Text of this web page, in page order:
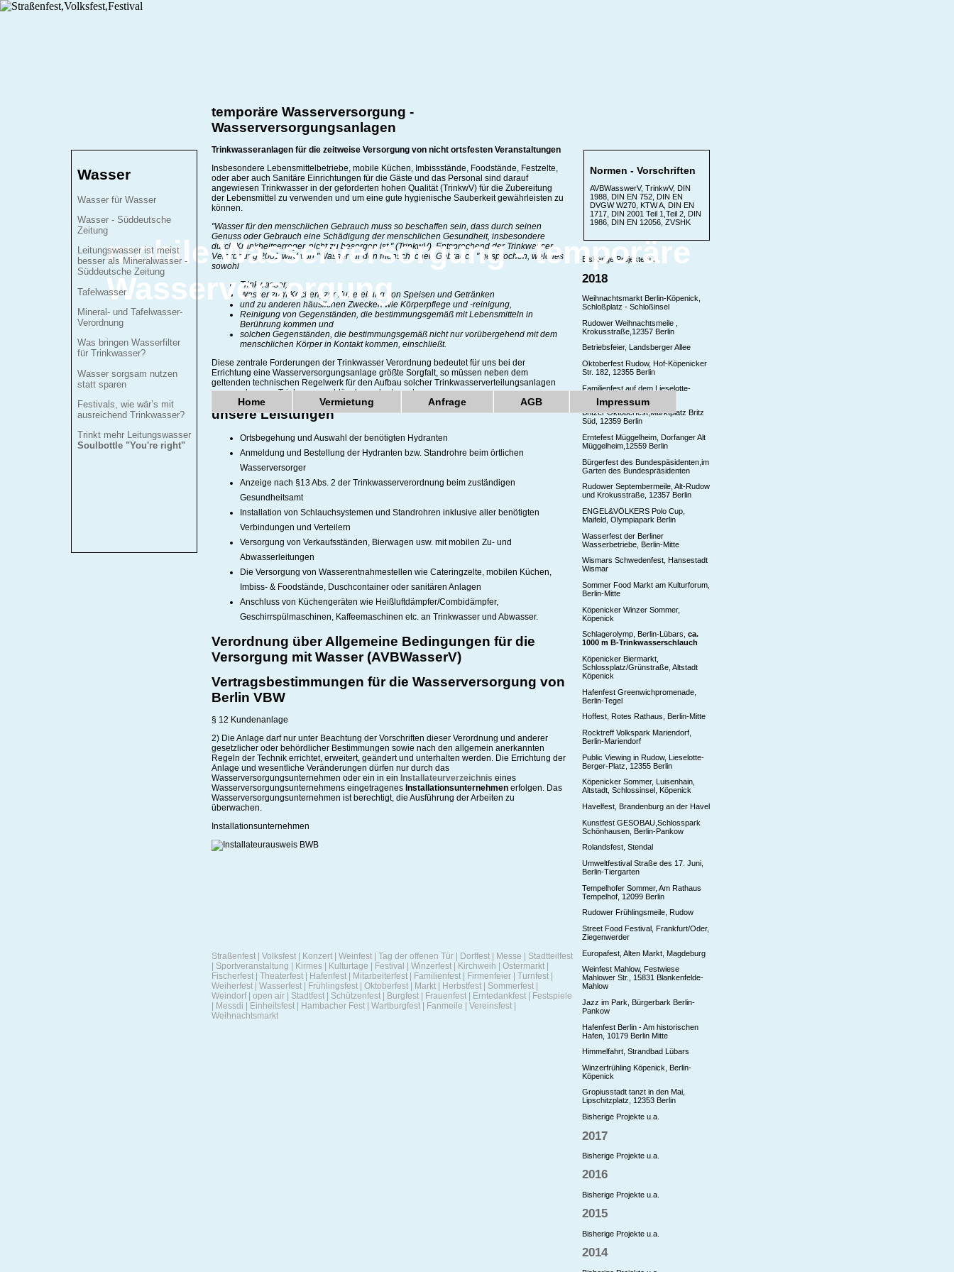
Home Vermietung Anfrage AGB Impressum
mobile Wasserversorgung - temporäre
Wasserversorgung
temporäre Wasserversorgung -
Wasserversorgungsanlagen
Trinkwasseranlagen für die zeitweise Versorgung von nicht ortsfesten Veranstaltungen
Insbesondere Lebensmittelbetriebe, mobile Küchen, Imbissstände, Foodstände, Festzelte,
oder aber auch Sanitäre Einrichtungen für die Gäste und das Personal sind darauf
angewiesen Trinkwasser in der geforderten hohen Qualität (TrinkwV) für die Zubereitung
der Lebensmittel zu verwenden und um eine gute hygienische Sauberkeit gewährleisten zu
können.
"Wasser für den menschlichen Gebrauch muss so beschaffen sein, dass durch seinen
Genuss oder Gebrauch eine Schädigung der menschlichen Gesundheit, insbesondere
durch Krankheitserreger, nicht zu besorgen ist." (TrinkwV) .Entsprechend der Trinkwasser-
Verordnung 2001 wird von "Wasser für den menschlichen Gebrauch " gesprochen, welches
sowohl
Trinkwasser,
Wasser zum Kochen, zur Zubereitung von Speisen und Getränken
und zu anderen häuslichen Zwecken wie Körperpflege und -reinigung,
Reinigung von Gegenständen, die bestimmungsgemäß mit Lebensmitteln in
Berührung kommen und
solchen Gegenständen, die bestimmungsgemäß nicht nur vorübergehend mit dem
menschlichen Körper in Kontakt kommen, einschließt.
Diese zentrale Forderungen der Trinkwasser Verordnung bedeutet für uns bei der
Errichtung eine Wasserversorgungsanlage größte Sorgfalt, so müssen neben dem
geltenden technischen Regelwerk für den Aufbau solcher Trinkwasserverteilungsanlagen
nur zugelassene Trinkwasserschläuche verlegt werden.
unsere Leistungen
Ortsbegehung und Auswahl der benötigten Hydranten
Anmeldung und Bestellung der Hydranten bzw. Standrohre beim örtlichen
Wasserversorger
Anzeige nach §13 Abs. 2 der Trinkwasserverordnung beim zuständigen
Gesundheitsamt
Installation von Schlauchsystemen und Standrohren inklusive aller benötigten
Verbindungen und Verteilern
Versorgung von Verkaufsständen, Bierwagen usw. mit mobilen Zu- und
Abwasserleitungen
Die Versorgung von Wasserentnahmestellen wie Cateringzelte, mobilen Küchen,
Imbiss- & Foodstände, Duschcontainer oder sanitären Anlagen
Anschluss von Küchengeräten wie Heißluftdämpfer/Combidämpfer,
Geschirrspülmaschinen, Kaffeemaschinen etc. an Trinkwasser und Abwasser.
Verordnung über Allgemeine Bedingungen für die
Versorgung mit Wasser (AVBWasserV)
Vertragsbestimmungen für die Wasserversorgung von
Berlin VBW
§ 12 Kundenanlage
2) Die Anlage darf nur unter Beachtung der Vorschriften dieser Verordnung und anderer
gesetzlicher oder behördlicher Bestimmungen sowie nach den allgemein anerkannten
Regeln der Technik errichtet, erweitert, geändert und unterhalten werden. Die Errichtung der
Anlage und wesentliche Veränderungen dürfen nur durch das
Wasserversorgungsunternehmen oder ein in ein Installateurverzeichnis eines
Wasserversorgungsunternehmens eingetragenes Installationsunternehmen erfolgen. Das
Wasserversorgungsunternehmen ist berechtigt, die Ausführung der Arbeiten zu
überwachen.
Installationsunternehmen
Wasser
Wasser für Wasser
Wasser - Süddeutsche
Zeitung
Leitungswasser ist meist
besser als Mineralwasser -
Süddeutsche Zeitung
Tafelwasser
Mineral- und Tafelwasser-
Verordnung
Was bringen Wasserfilter
für Trinkwasser?
Wasser sorgsam nutzen
statt sparen
Festivals, wie wär’s mit
ausreichend Trinkwasser?
Trinkt mehr Leitungswasser
Soulbottle "You're right"
Normen - Vorschriften
AVBWasswerV, TrinkwV, DIN
1988, DIN EN 752, DIN EN
DVGW W270, KTW A, DIN EN
1717, DIN 2001 Teil 1,Teil 2, DIN
1986, DIN EN 12056, ZVSHK
Bisherige Projekte u.a.
2018
Weihnachtsmarkt Berlin-Köpenick,
Schloßplatz - Schloßinsel
Rudower Weihnachtsmeile ,
Krokusstraße,12357 Berlin
Betriebsfeier, Landsberger Allee
Oktoberfest Rudow, Hof-Köpenicker
Str. 182, 12355 Berlin
Familienfest auf dem Lieselotte-
Berger-Platz, 12355 Berlin
Britzer Oktoberfest,Marktplatz Britz
Süd, 12359 Berlin
Erntefest Müggelheim, Dorfanger Alt
Müggelheim,12559 Berlin
Bürgerfest des Bundespäsidenten,im
Garten des Bundespräsidenten
Rudower Septembermeile, Alt-Rudow
und Krokusstraße, 12357 Berlin
ENGEL&VÖLKERS Polo Cup,
Maifeld, Olympiapark Berlin
Wasserfest der Berliner
Wasserbetriebe, Berlin-Mitte
Wismars Schwedenfest, Hansestadt
Wismar
Sommer Food Markt am Kulturforum,
Berlin-Mitte
Köpenicker Winzer Sommer,
Köpenick
Schlagerolymp, Berlin-Lübars, ca.
1000 m B-Trinkwasserschlauch
Köpenicker Biermarkt,
Schlossplatz/Grünstraße, Altstadt
Köpenick
Hafenfest Greenwichpromenade,
Berlin-Tegel
Hoffest, Rotes Rathaus, Berlin-Mitte
Rocktreff Volkspark Mariendorf,
Berlin-Mariendorf
Public Viewing in Rudow, Lieselotte-
Berger-Platz, 12355 Berlin
Köpenicker Sommer, Luisenhain,
Altstadt, Schlossinsel, Köpenick
Havelfest, Brandenburg an der Havel
Kunstfest GESOBAU,Schlosspark
Schönhausen, Berlin-Pankow
Rolandsfest, Stendal
Umweltfestival Straße des 17. Juni,
Berlin-Tiergarten
Tempelhofer Sommer, Am Rathaus
Tempelhof, 12099 Berlin
Rudower Frühlingsmeile, Rudow
Street Food Festival, Frankfurt/Oder,
Ziegenwerder
Europafest, Alten Markt, Magdeburg
Weinfest Mahlow, Festwiese
Mahlower Str., 15831 Blankenfelde-
Mahlow
Jazz im Park, Bürgerbark Berlin-
Pankow
Hafenfest Berlin - Am historischen
Hafen, 10179 Berlin Mitte
Himmelfahrt, Strandbad Lübars
Winzerfrühling Köpenick, Berlin-
Köpenick
Gropiusstadt tanzt in den Mai,
Lipschitzplatz, 12353 Berlin
Bisherige Projekte u.a.
2017
Bisherige Projekte u.a.
2016
Bisherige Projekte u.a.
2015
Bisherige Projekte u.a.
2014
Straßenfest | Volksfest | Konzert | Weinfest | Tag der offenen Tür | Dorffest | Messe | Stadtteilfest
| Sportveranstaltung | Kirmes | Kulturtage | Festival | Winzerfest | Kirchweih | Ostermarkt |
Fischerfest | Theaterfest | Hafenfest | Mitarbeiterfest | Familienfest | Firmenfeier | Turnfest |
Weiherfest | Wasserfest | Frühlingsfest | Oktoberfest | Markt | Herbstfest | Sommerfest |
Weindorf | open air | Stadtfest | Schützenfest | Burgfest | Frauenfest | Erntedankfest | Festspiele
| Messdi | Einheitsfest | Hambacher Fest | Wartburgfest | Fanmeile | Vereinsfest |
Weihnachtsmarkt